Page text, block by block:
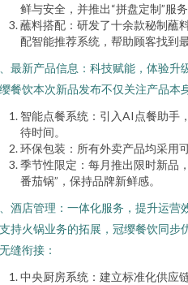
鲜与安全，并推出“拼盘定制”服
蘸料搭配：研发了十余款秘制蘸
配智能推荐系统，帮助顾客找到
最新产品信息：科技赋能，体验升
餐饮本次新品发布不仅关注产品本
智能点餐系统：引入AI点餐助手
待时间。
环保包装：所有外卖产品均采用
季节性限定：每月推出限时新品
番茄锅”，保持品牌新鲜感。
酒店管理：一体化服务，提升运营
持火锅业务的拓展，冠缨餐饮同步
缝衔接：
中央厨房系统：建立标准化供应